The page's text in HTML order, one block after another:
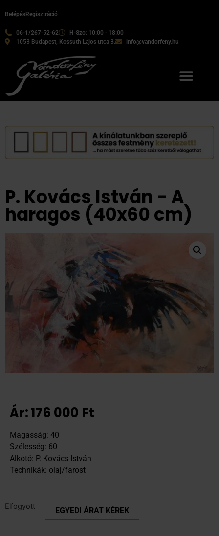
06-1/267-52-62
H-Szo: 10:00 - 18:00
1053 Budapest, Kossuth Lajos utca 3.
info@vandorfeny.hu
BelépésRegisztráció
P. Kovács István - A
haragos (40x60 cm)
Ár:176 000 Ft
Magasság: 40
Szélesség: 60
Alkotó: P. Kovács István
Technikák: olaj/farost
Elfogyott EGYEDI ÁRAT KÉREK